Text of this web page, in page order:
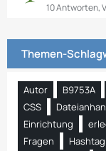
10 Antworten,
Themen-
Autor B9753A
CSS
Einrichtung
Fragen
Hashtag